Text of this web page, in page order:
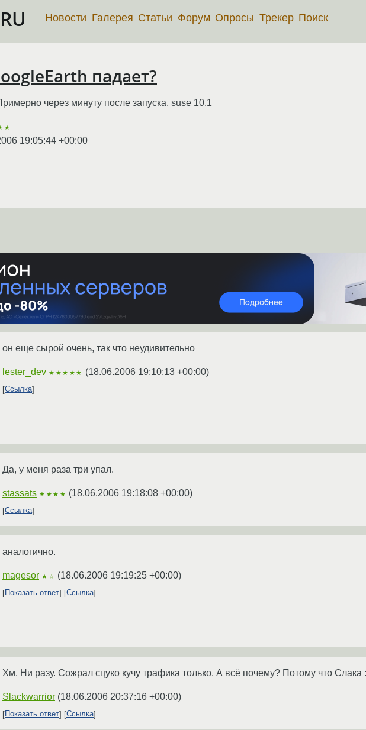
Новости Галерея Статьи Форум Опросы Трекер Поиск
падает?
через минуту после запуска. suse 10.1
19:05:44 +00:00
он еще сырой очень, так что неудивительно
lester_dev ★★★★★ (18.06.2006 19:10:13 +00:00)
Ссылка
Да, у меня раза три упал.
stassats ★★★★ (18.06.2006 19:18:08 +00:00)
Ссылка
аналогично.
magesor ★☆ (18.06.2006 19:19:25 +00:00)
Показать ответ Ссылка
Хм. Ни разу. Сожрал сцуко кучу трафика только. А всё почему? Потому что Слака
Slackwarrior (18.06.2006 20:37:16 +00:00)
Показать ответ Ссылка